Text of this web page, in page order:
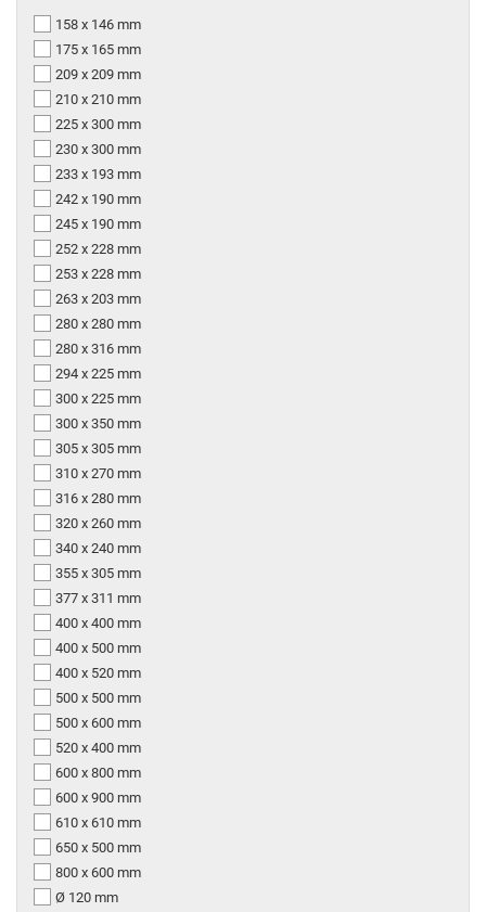
158 x 146 mm
175 x 165 mm
209 x 209 mm
210 x 210 mm
225 x 300 mm
230 x 300 mm
233 x 193 mm
242 x 190 mm
245 x 190 mm
252 x 228 mm
253 x 228 mm
263 x 203 mm
280 x 280 mm
280 x 316 mm
294 x 225 mm
300 x 225 mm
300 x 350 mm
305 x 305 mm
310 x 270 mm
316 x 280 mm
320 x 260 mm
340 x 240 mm
355 x 305 mm
377 x 311 mm
400 x 400 mm
400 x 500 mm
400 x 520 mm
500 x 500 mm
500 x 600 mm
520 x 400 mm
600 x 800 mm
600 x 900 mm
610 x 610 mm
650 x 500 mm
800 x 600 mm
Ø 120 mm